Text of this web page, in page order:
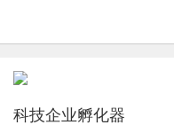
科技企业孵化器